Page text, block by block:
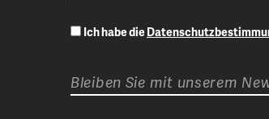
Ich habe die
Bleiben Sie mit unserem